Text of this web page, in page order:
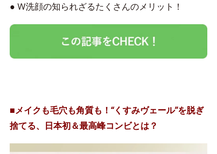
● W洗顔の知られざるたくさんのメリット！
■メイクも毛穴も角質も！“くすみヴェール”を脱ぎ
捨てる、日本初＆最高峰コンビとは？